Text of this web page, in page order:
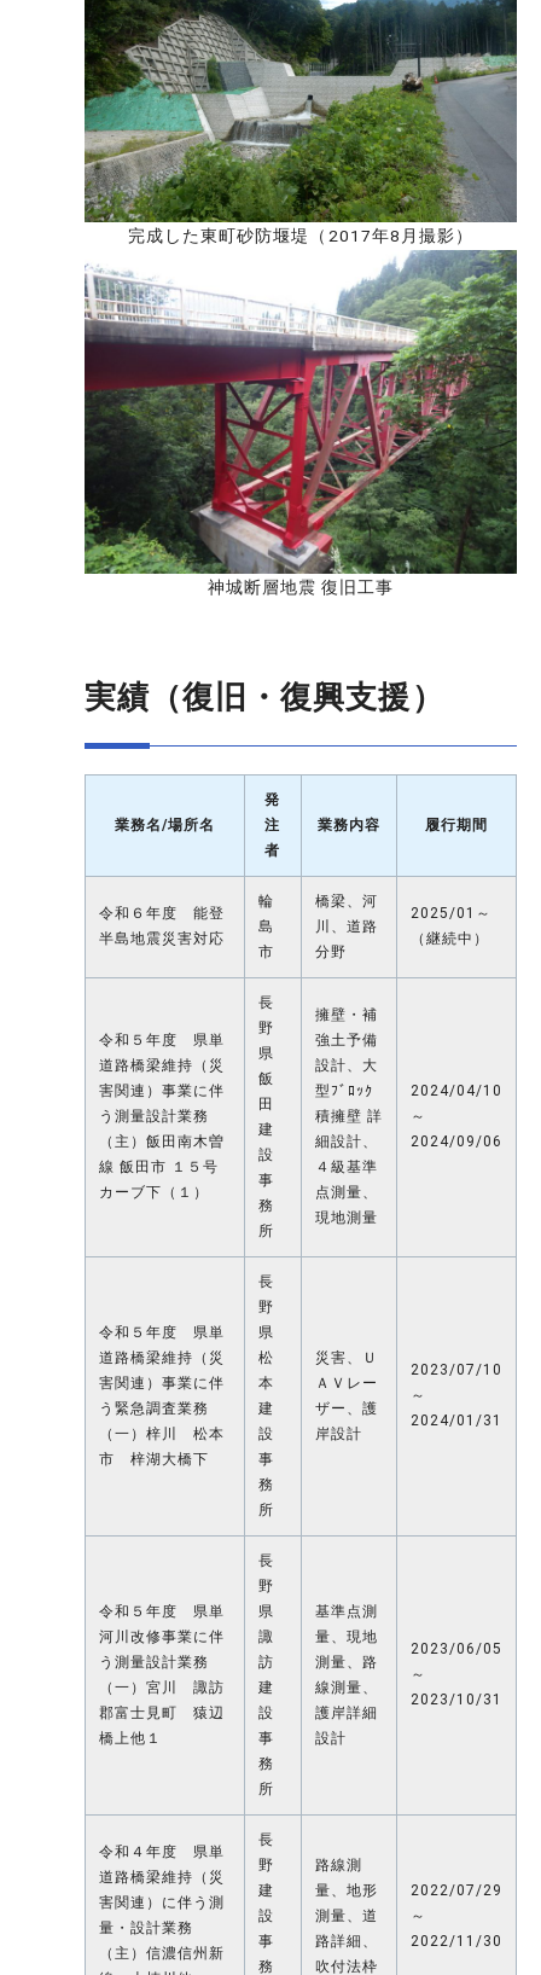
完成した東町砂防堰堤（2017年8月撮影）
神城断層地震 復旧工事
実績（復旧・復興支援）
業務名/場所名
発
注
者
業務内容 履行期間
令和６年度 能登
半島地震災害対応
輪
島
市
橋梁、河
川、道路
分野
2025/01～
（継続中）
令和５年度 県単
道路橋梁維持（災
害関連）事業に伴
う測量設計業務
（主）飯田南木曽
線 飯田市 １５号
カーブ下（１）
長
野
県
飯
田
建
設
事
務
所
擁壁・補
強土予備
設計、大
型ﾌﾞﾛｯｸ
積擁壁 詳
細設計、
４級基準
点測量、
現地測量
2024/04/10
～
2024/09/06
令和５年度 県単
道路橋梁維持（災
害関連）事業に伴
う緊急調査業務
（一）梓川 松本
市 梓湖大橋下
長
野
県
松
本
建
設
事
務
所
災害、Ｕ
ＡＶレー
ザー、護
岸設計
2023/07/10
～
2024/01/31
令和５年度 県単
河川改修事業に伴
う測量設計業務
（一）宮川 諏訪
郡富士見町 猿辺
橋上他１
長
野
県
諏
訪
建
設
事
務
所
基準点測
量、現地
測量、路
線測量、
護岸詳細
設計
2023/06/05
～
2023/10/31
令和４年度 県単
道路橋梁維持（災
害関連）に伴う測
量・設計業務
（主）信濃信州新
長
野
建
設
事
務
路線測
量、地形
測量、道
路詳細、
吹付法枠
2022/07/29
～
2022/11/30